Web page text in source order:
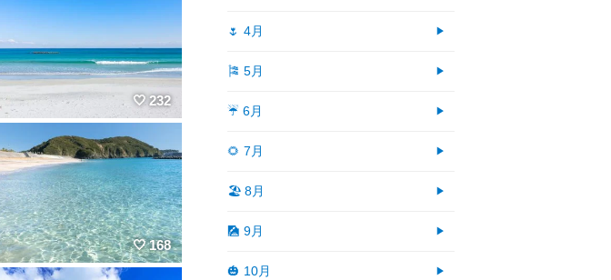
232
168
🌷 4月
🎏 5月
☔ 6月
🌻 7月
🏖 8月
🎑 9月
🎃 10月